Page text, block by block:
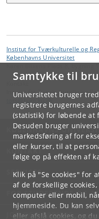
Samtykke til
Universitetet bruger
registrere brugernes
(statistik) for løbende at
Desuden bruger
markedsføring af for
eller kurser, til at
følge op på effekten af
Klik på "Se cookies" for
af de forskellige
computer eller mobil,
hjemmeside. Du kan
eller afslå cookies, og
Institut for Tværkulturelle og
Københavns Universitet
Institut for Tværkulturelle og
KØBENHAVNS
KONTAKT
SERVICES
FOR STUDERENDE OG
JOB OG KARRIERE